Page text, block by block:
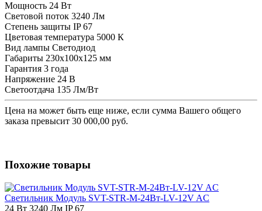
Мощность 24 Вт
Световой поток 3240 Лм
Степень защиты IP 67
Цветовая температура 5000 К
Вид лампы Светодиод
Габариты 230х100х125 мм
Гарантия 3 года
Напряжение 24 В
Светоотдача 135 Лм/Вт
Цена на может быть еще ниже, если сумма Вашего общего
заказа превысит 30 000,00 руб.
Похожие товары
Светильник Модуль SVT-STR-M-24Вт-LV-12V AC
24 Вт 3240 Лм IP 67